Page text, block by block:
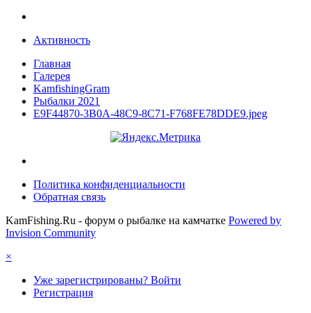
Активность
Главная
Галерея
KamfishingGram
Рыбалки 2021
E9F44870-3B0A-48C9-8C71-F768FE78DDE9.jpeg
Политика конфиденциальности
Обратная связь
KamFishing.Ru - форум о рыбалке на камчатке Powered by
Invision Community
×
Уже зарегистрированы? Войти
Регистрация